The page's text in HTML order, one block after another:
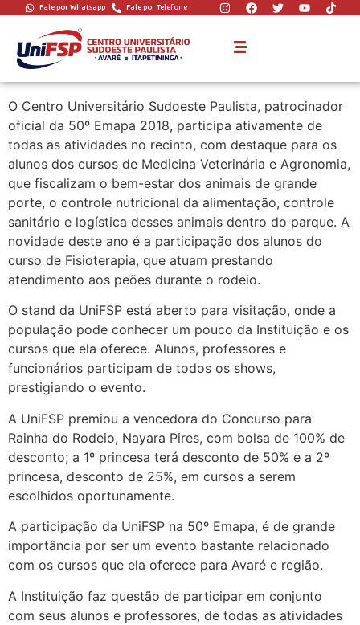
Fale por Whatsapp Fale por Telefone
UNIFSP PRESENTE
NA 50ª EMAPA
O Centro Universitário Sudoeste Paulista, patrocinador
oficial da 50º Emapa 2018, participa ativamente de
todas as atividades no recinto, com destaque para os
alunos dos cursos de Medicina Veterinária e Agronomia,
que fiscalizam o bem-estar dos animais de grande
porte, o controle nutricional da alimentação, controle
sanitário e logística desses animais dentro do parque. A
novidade deste ano é a participação dos alunos do
curso de Fisioterapia, que atuam prestando
atendimento aos peões durante o rodeio.
O stand da UniFSP está aberto para visitação, onde a
população pode conhecer um pouco da Instituição e os
cursos que ela oferece. Alunos, professores e
funcionários participam de todos os shows,
prestigiando o evento.
A UniFSP premiou a vencedora do Concurso para
Rainha do Rodeio, Nayara Pires, com bolsa de 100% de
desconto; a 1º princesa terá desconto de 50% e a 2º
princesa, desconto de 25%, em cursos a serem
escolhidos oportunamente.
A participação da UniFSP na 50º Emapa, é de grande
importância por ser um evento bastante relacionado
com os cursos que ela oferece para Avaré e região.
A Instituição faz questão de participar em conjunto
com seus alunos e professores, de todas as atividades